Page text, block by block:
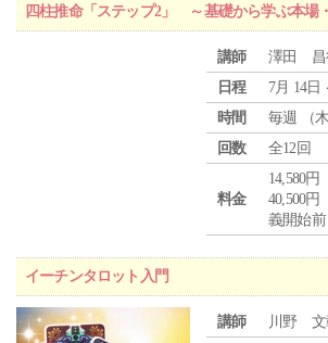
四柱推命「ステップ2」 ～基礎から学ぶ本場
講師
澤田 昌
日程
7月 14日
時間
毎週 （木
回数
全12回
料金
14,580
40,500
義開始前
イーチンタロット入門
講師 川野 文